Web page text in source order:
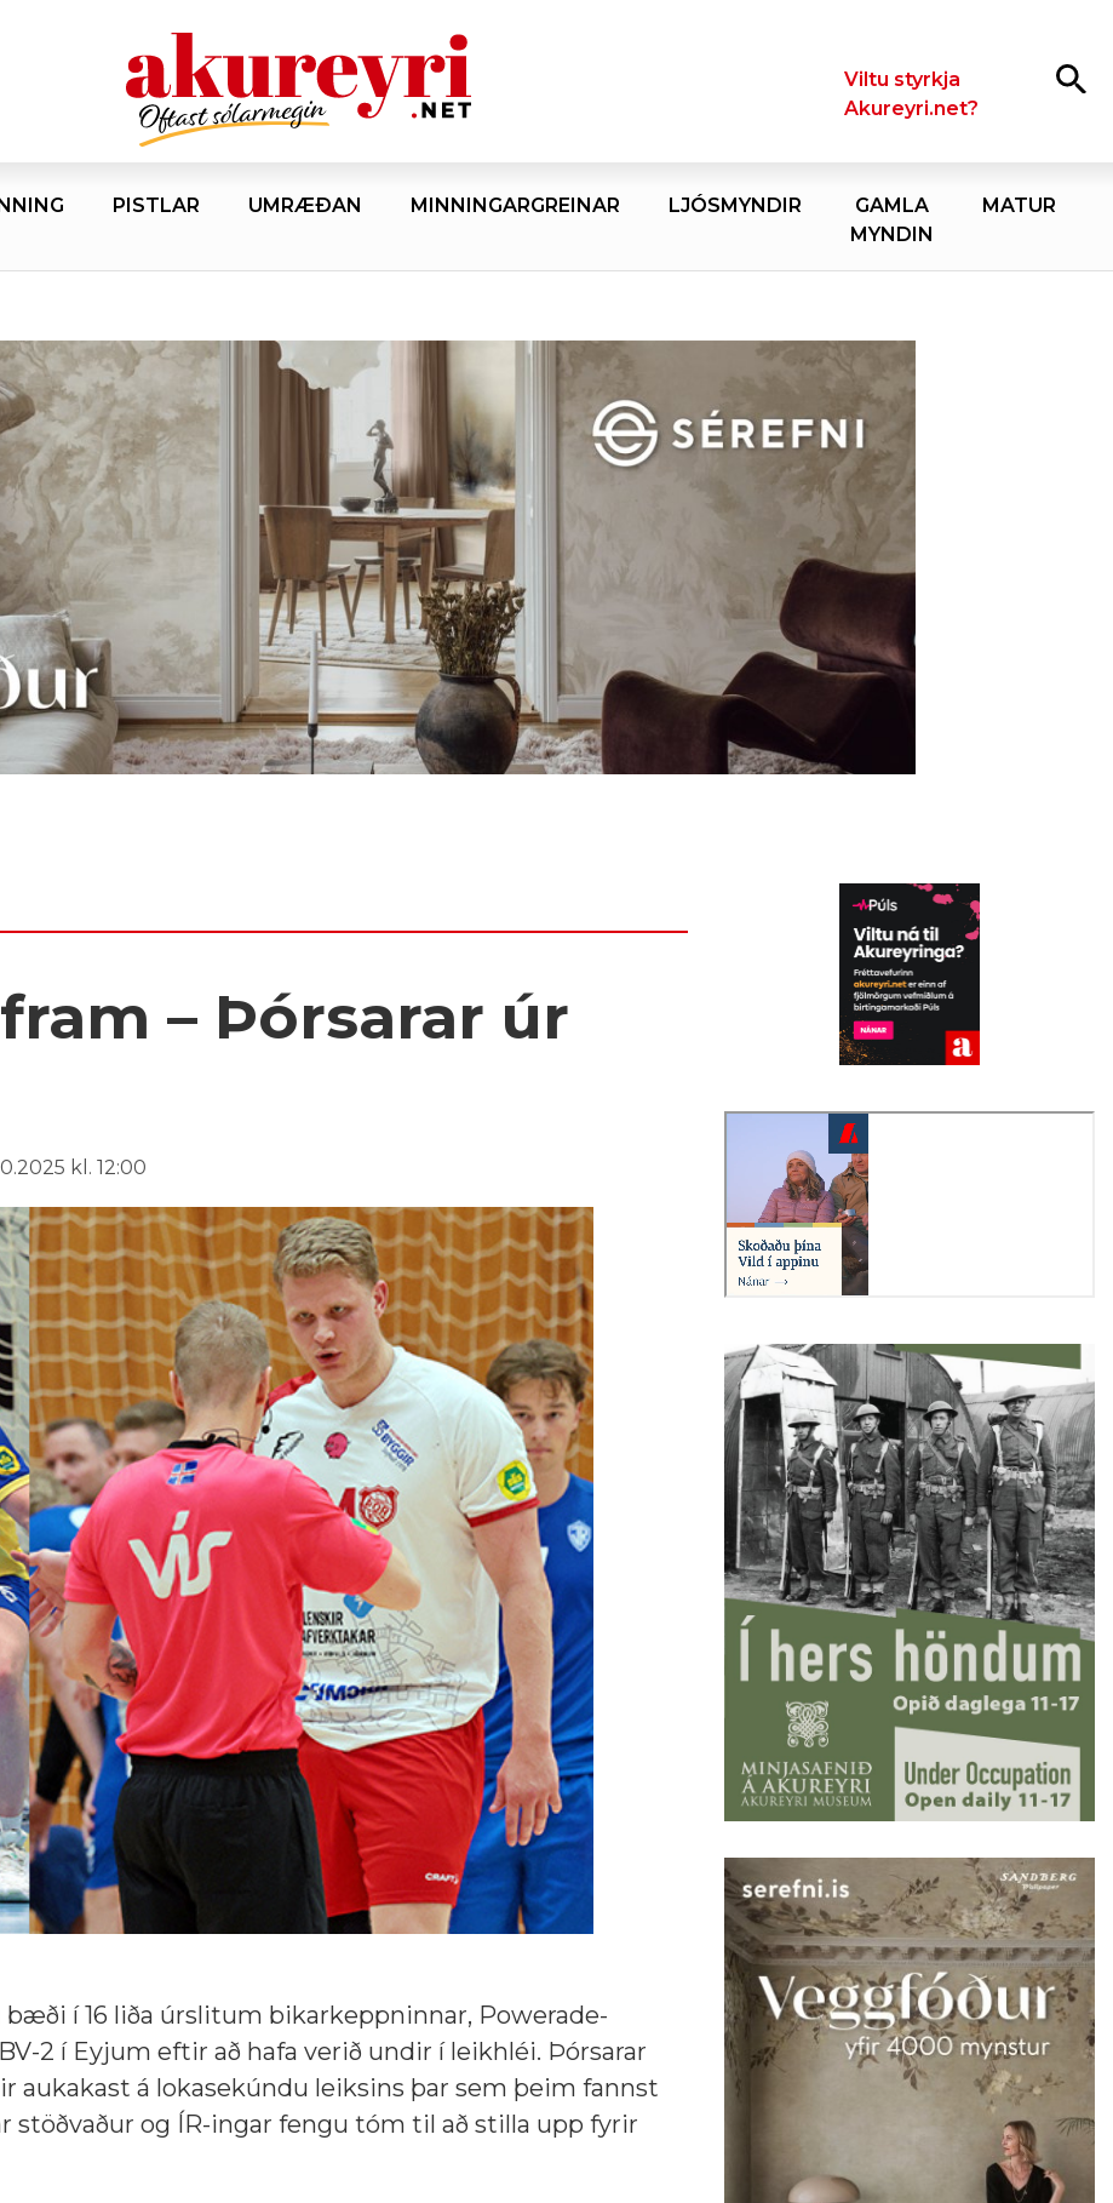
LeitaViltu styrkja
Akureyri.net?
PISTLAR UMRÆÐAN MINNINGARGREINAR LJÓSMYNDIR
GAMLA
MYNDIN
MATUR
– Þórsarar úr
kl. 12:00
í 16 liða úrslitum bikarkeppninnar, Powerade-
2 í Eyjum eftir að hafa verið undir í leikhléi. Þórsarar
á lokasekúndu leiksins þar sem þeim fannst
og ÍR-ingar fengu tóm til að stilla upp fyrir